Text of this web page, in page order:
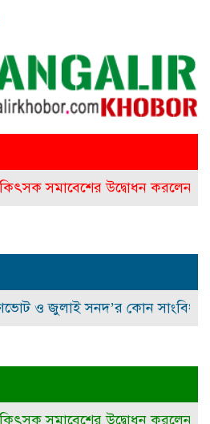
উদ্বোধন করলেন প্রধানমন্ত্রী
জুলাই সনদ’র কোন সাংবিধানিক ও
উদ্বোধন করলেন প্রধানমন্ত্রী